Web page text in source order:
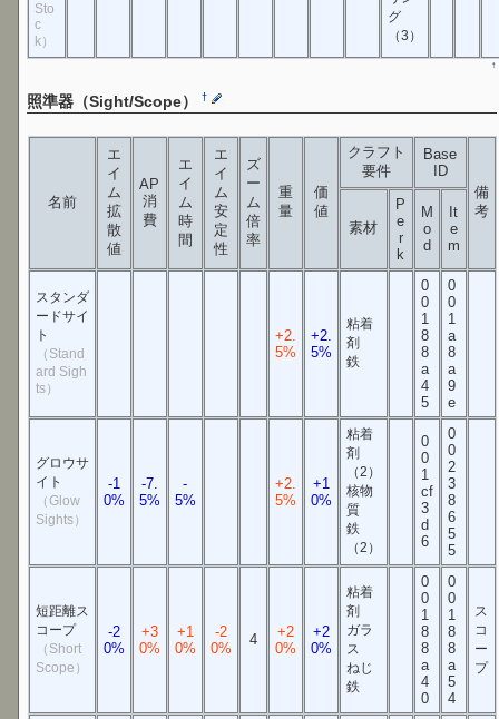
Sto
c
k）
グ
（3）
↑
照準器（Sight/Scope）†
名前
エ
イ
ム
拡
散
値
AP
消
費
エ
イ
ム
時
間
エ
イ
ム
安
定
性
ズ
ー
ム
倍
率
重
量
価
値
クラフト
要件
Base
ID
備
考
素材
P
e
r
k
M
o
d
It
e
m
スタンダ
ードサイ
ト
（Stand
ard Sigh
ts）
+2.
5%
+2.
5%
粘着
剤
鉄
0
0
1
8
8
a
4
5
0
0
1
a
8
a
9
e
グロウサ
イト
（Glow
Sights）
-1
0%
-7.
5%
-
5%
+2.
5%
+1
0%
粘着
剤
（2）
核物
質
鉄
（2）
0
0
1
cf
3
d
6
0
0
2
3
8
6
5
5
短距離ス
コープ
（Short
Scope）
-2
0%
+3
0%
+1
0%
-2
0%
4
+2
0%
+2
0%
粘着
剤
ガラ
ス
ねじ
鉄
0
0
1
8
8
a
4
0
0
0
1
8
8
a
5
4
ス
コ
ー
プ